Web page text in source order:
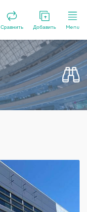
Сравнить Добавить Menu